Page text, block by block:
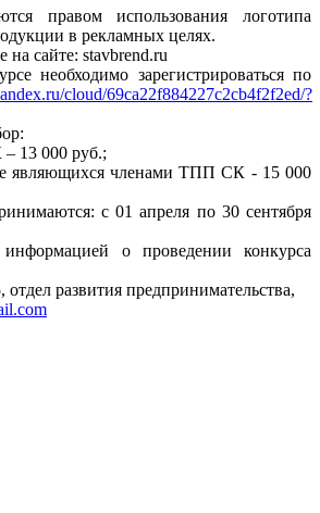
правом использования логотипа
в рекламных целях.
на сайте: stavbrend.ru
необходимо зарегистрироваться по
cloud/69ca22f884227c2cb4f2f2ed/?
13 000 руб.;
являющихся членами ТПП СК - 15 000
c 01 апреля по 30 сентября
о проведении конкурса
развития предпринимательства,